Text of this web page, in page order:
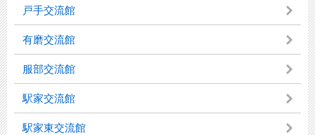
戸手交流館
有磨交流館
服部交流館
駅家交流館
駅家東交流館